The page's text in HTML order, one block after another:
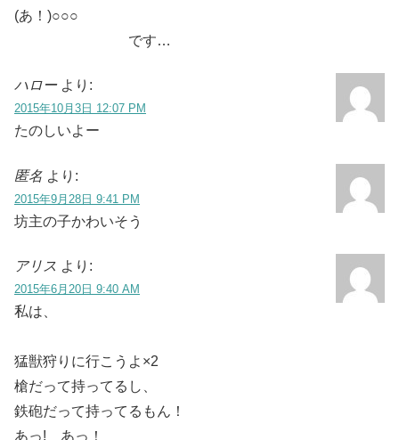
(あ！)○○○
です…
ハロー より:
2015年10月3日 12:07 PM
たのしいよー
匿名 より:
2015年9月28日 9:41 PM
坊主の子かわいそう
アリス より:
2015年6月20日 9:40 AM
私は、
猛獣狩りに行こうよ×2
槍だって持ってるし、
鉄砲だって持ってるもん！
あっ! あっ！